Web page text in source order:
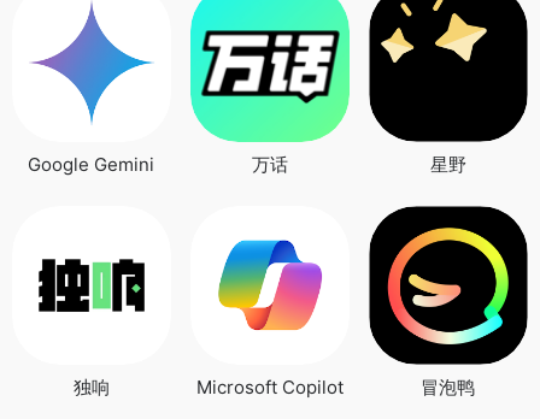
Google Gemini 万话 星野
独响 Microsoft Copilot 冒泡鸭